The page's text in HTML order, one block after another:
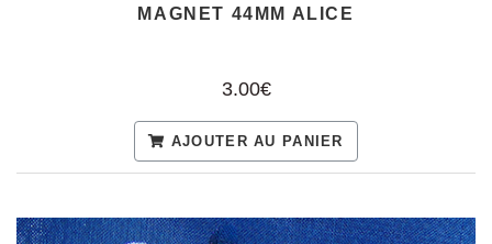
MAGNET 44MM ALICE
3.00€
AJOUTER AU PANIER